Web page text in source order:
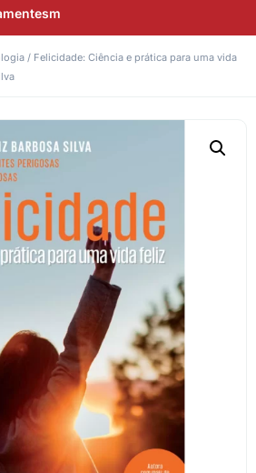
/ Felicidade: Ciência e prática para uma vida